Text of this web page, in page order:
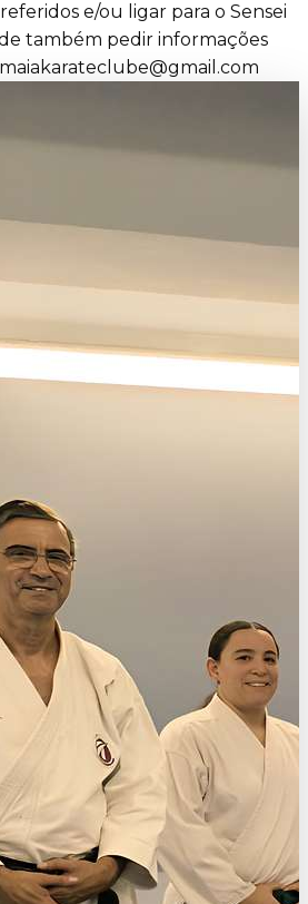
e/ou ligar para o Sensei
também pedir informações